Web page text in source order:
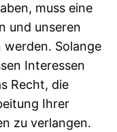
muss eine
und unseren
Solange
Interessen
Recht, die
Ihrer
zu verlangen.